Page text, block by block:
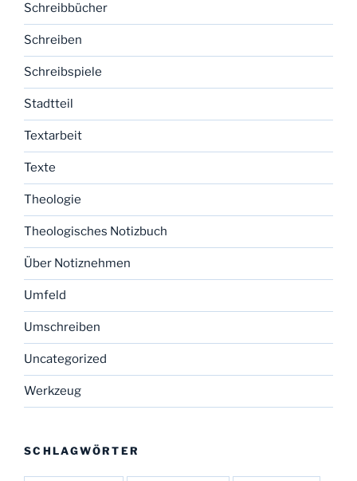
Schreibbücher
Schreiben
Schreibspiele
Stadtteil
Textarbeit
Texte
Theologie
Theologisches Notizbuch
Über Notiznehmen
Umfeld
Umschreiben
Uncategorized
Werkzeug
SCHLAGWÖRTER